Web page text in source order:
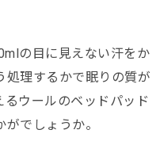
の目に見えない汗をか
処理するかで眠りの質が
ウールのベッドパッド
でしょうか。